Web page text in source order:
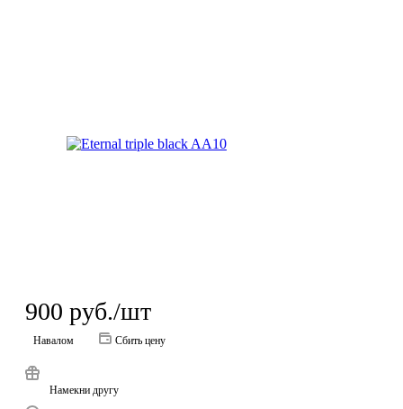
900 руб./шт
Навалом Сбить цену
Намекни другу